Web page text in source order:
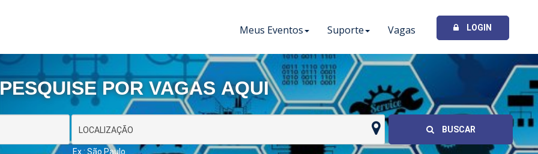
Meus Eventos Suporte Vagas LOGIN
PESQUISE POR VAGAS AQUI
Ex.: São Paulo
BUSCAR